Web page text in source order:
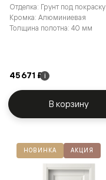
Отделка: Грунт под покраску
Кромка: Алюминиевая
Толщина полотна: 40 мм
45 671 ₽ i
В корзину
НОВИНКА АКЦИЯ